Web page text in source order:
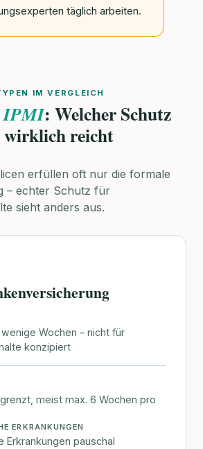
täglich arbeiten.
IM VERGLEICH
IPMI: Welcher Schutz
reicht
erfüllen oft nur die formale
– echter Schutz für
sieht anders aus.
Wochen – nicht für
konzipiert
meist max. 6 Wochen pro
ERKRANKUNGEN
Erkrankungen pauschal